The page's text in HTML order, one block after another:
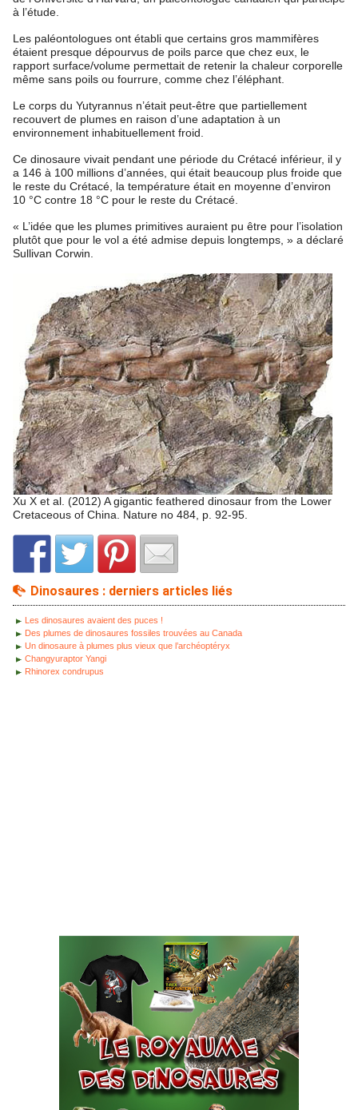
à l’étude.
Les paléontologues ont établi que certains gros mammifères
étaient presque dépourvus de poils parce que chez eux, le
rapport surface/volume permettait de retenir la chaleur corporelle
même sans poils ou fourrure, comme chez l’éléphant.
Le corps du Yutyrannus n’était peut-être que partiellement
recouvert de plumes en raison d’une adaptation à un
environnement inhabituellement froid.
Ce dinosaure vivait pendant une période du Crétacé inférieur, il y
a 146 à 100 millions d’années, qui était beaucoup plus froide que
le reste du Crétacé, la température était en moyenne d’environ
10 °C contre 18 °C pour le reste du Crétacé.
« L’idée que les plumes primitives auraient pu être pour l’isolation
plutôt que pour le vol a été admise depuis longtemps, » a déclaré
Sullivan Corwin.
Xu X et al. (2012) A gigantic feathered dinosaur from the Lower
Cretaceous of China. Nature no 484, p. 92-95.
Dinosaures : derniers articles liés
Les dinosaures avaient des puces !
Des plumes de dinosaures fossiles trouvées au Canada
Un dinosaure à plumes plus vieux que l’archéoptéryx
Changyuraptor Yangi
Rhinorex condrupus